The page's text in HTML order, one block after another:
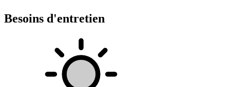
Besoins d'entretien